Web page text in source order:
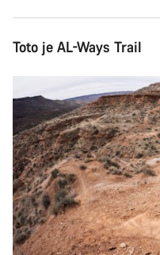
Toto je AL-Ways Trail